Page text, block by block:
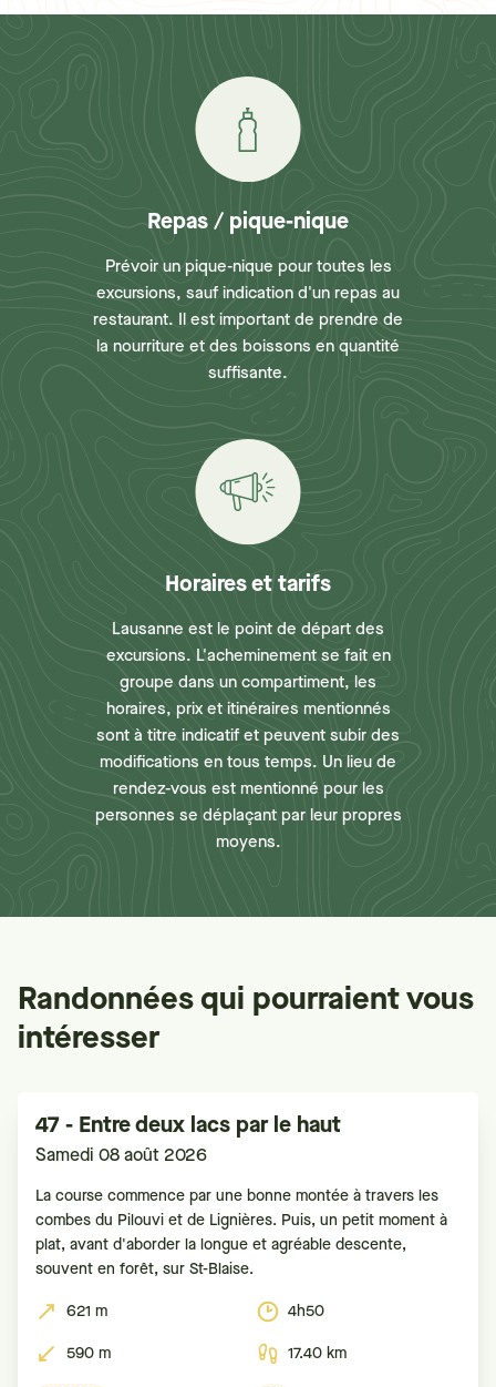
Repas / pique-nique
Prévoir un pique-nique pour toutes les
excursions, sauf indication d'un repas au
restaurant. Il est important de prendre de
la nourriture et des boissons en quantité
suffisante.
Horaires et tarifs
Lausanne est le point de départ des
excursions. L'acheminement se fait en
groupe dans un compartiment, les
horaires, prix et itinéraires mentionnés
sont à titre indicatif et peuvent subir des
modifications en tous temps. Un lieu de
rendez-vous est mentionné pour les
personnes se déplaçant par leur propres
moyens.
Randonnées qui pourraient vous
intéresser
47 - Entre deux lacs par le haut
Samedi 08 août 2026
La course commence par une bonne montée à travers les
combes du Pilouvi et de Lignières. Puis, un petit moment à
plat, avant d'aborder la longue et agréable descente,
souvent en forêt, sur St-Blaise.
621 m
4h50
590 m
17.40 km